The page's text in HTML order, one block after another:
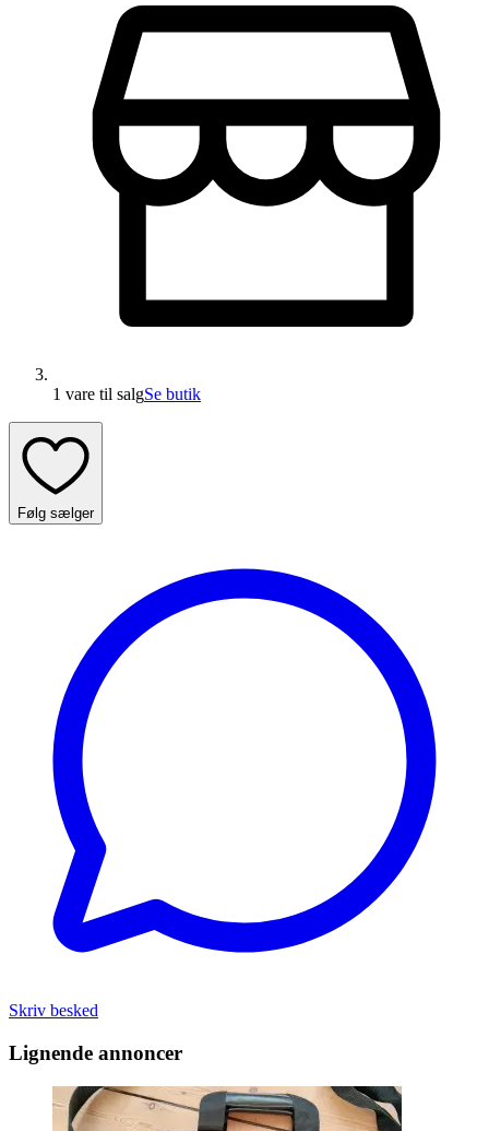
1 vare til salgSe butik
Følg sælger
Skriv besked
Lignende annoncer